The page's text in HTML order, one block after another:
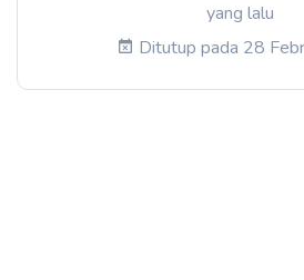
yang lalu
Ditutup pada 28